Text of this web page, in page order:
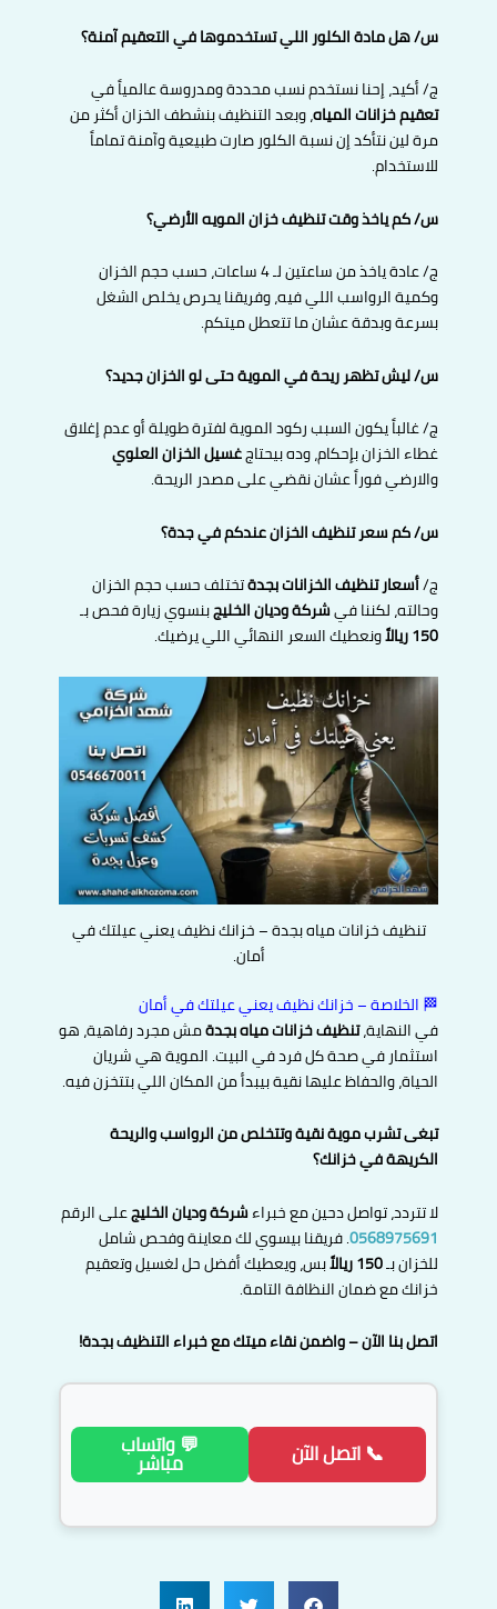
س/ هل مادة الكلور اللي تستخدموها في التعقيم آمنة؟
ج/ أكيد، إحنا نستخدم نسب محددة ومدروسة عالمياً في
تعقيم خزانات المياه، وبعد التنظيف بنشطف الخزان أكثر من
مرة لين نتأكد إن نسبة الكلور صارت طبيعية وآمنة تماماً
للاستخدام.
س/ كم ياخذ وقت تنظيف خزان المويه الأرضي؟
ج/ عادة ياخذ من ساعتين لـ 4 ساعات، حسب حجم الخزان
وكمية الرواسب اللي فيه، وفريقنا يحرص يخلص الشغل
بسرعة وبدقة عشان ما تتعطل ميتكم.
س/ ليش تظهر ريحة في الموية حتى لو الخزان جديد؟
ج/ غالباً يكون السبب ركود الموية لفترة طويلة أو عدم إغلاق
غطاء الخزان بإحكام، وده بيحتاجغسيل الخزان العلوي
والارضي فوراً عشان نقضي على مصدر الريحة.
س/ كم سعر تنظيف الخزان عندكم في جدة؟
ج/أسعار تنظيف الخزانات بجدةتختلف حسب حجم الخزان
وحالته، لكننا فيشركة وديان الخليجبنسوي زيارة فحص بـ
150 ريالاً
ونعطيك السعر النهائي اللي يرضيك.
تنظيف خزانات مياه بجدة – خزانك نظيف يعني عيلتك في
أمان.
🏁 الخلاصة – خزانك نظيف يعني عيلتك في أمان
في النهاية،تنظيف خزانات مياه بجدةمش مجرد رفاهية، هو
استثمار في صحة كل فرد في البيت. الموية هي شريان
الحياة، والحفاظ عليها نقية بيبدأ من المكان اللي بتتخزن فيه.
تبغى تشرب موية نقية وتتخلص من الرواسب والريحة
الكريهة في خزانك؟
لا تتردد، تواصل دحين مع خبراءشركة وديان الخليجعلى الرقم
0568975691. فريقنا بيسوي لك معاينة وفحص شامل
للخزان بـ150 ريالاً
بس، ويعطيك أفضل حل لغسيل وتعقيم
خزانك مع ضمان النظافة التامة.
اتصل بنا الآن – واضمن نقاء ميتك مع خبراء التنظيف بجدة!
📞 اتصل الآن 💬 واتساب
مباشر